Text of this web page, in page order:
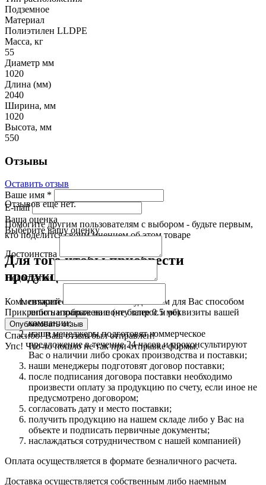
Подземное
Материал
Полиэтилен LLDPE
Масса, кг
55
Диаметр мм
1020
Длина (мм)
2040
Ширина, мм
1020
Высота, мм
550
Отзывы
Оставить отзыв
Ваше имя *
E-mail
Ваша оценка
Выберите вашу оценку
Достоинства
Недостатки
Комментарий
Прикрепить изображение (не более 0.5 мб)
Спасибо! Ваш отзыв был отправлен!
Упс! Что-то пошло не так при отправке формы.
Отзывов еще нет.
Помогите другим пользователям с выбором - будьте первым,
кто поделится своим мнением об этом товаре
Для того чтобы приобрести
продукцию:
свяжитесь с нами любым удобным для Вас способом
либо направьте на почту запрос и реквизиты вашей
компании;
наши менеджеры подготовят коммерческое
предложение в течение 24 часов и проконсультируют
Вас о наличии либо сроках производства и поставки;
наши менеджеры подготовят договор поставки;
после подписания договора поставки необходимо
произвести оплату за продукцию по счету, если иное не
предусмотрено договором;
согласовать дату и место поставки;
получить продукцию на нашем складе либо у Вас на
объекте и подписать первичные документы;
наслаждаться сотрудничеством с нашей компанией)
Оплата осуществляется в формате безналичного расчета.
Доставка осуществляется собственным либо наемным